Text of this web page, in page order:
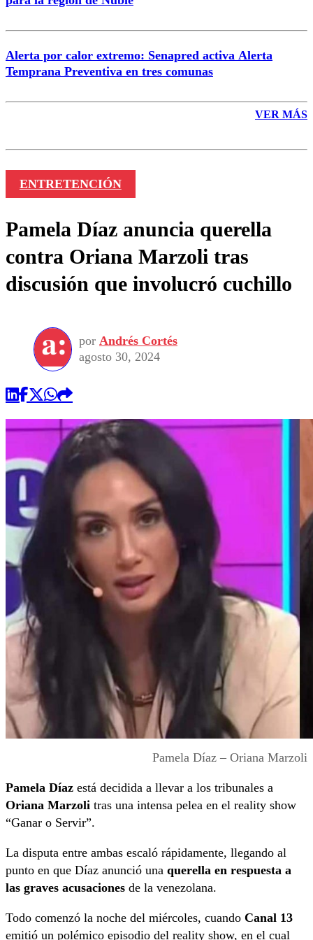
Alerta por calor extremo: Senapred activa Alerta
Temprana Preventiva en tres comunas
VER MÁS
ENTRETENCIÓN
Pamela Díaz anuncia querella
contra Oriana Marzoli tras
discusión que involucró cuchillo
por Andrés Cortés
agosto 30, 2024
Pamela Díaz – Oriana Marzoli
Pamela Díaz está decidida a llevar a los tribunales a
Oriana Marzoli tras una intensa pelea en el reality show
“Ganar o Servir”.
La disputa entre ambas escaló rápidamente, llegando al
punto en que Díaz anunció una querella en respuesta a
las graves acusaciones de la venezolana.
Todo comenzó la noche del miércoles, cuando Canal 13
emitió un polémico episodio del reality show, en el cual